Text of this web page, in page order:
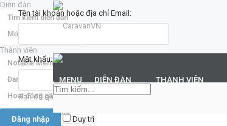
Diễn đàn
Tìm kiếm diễn đàn
Mới nhất
Thành viên
Notable Members
Đang trực tuyến
Hoạt động gần đây
New Profile Posts
Tên tài khoản hoặc địa chỉ Email:
Mật khẩu:
Bạn đã quên mật khẩu?
Duy trì
MENU DIỄN ĐÀN THÀNH VIÊN